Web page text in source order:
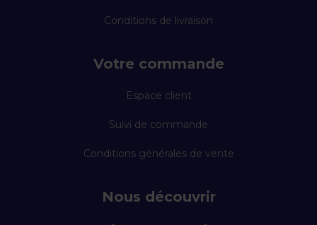
Conditions de livraison
Votre commande
Espace client
Suivi de commande
Conditions générales de vente
Nous découvrir